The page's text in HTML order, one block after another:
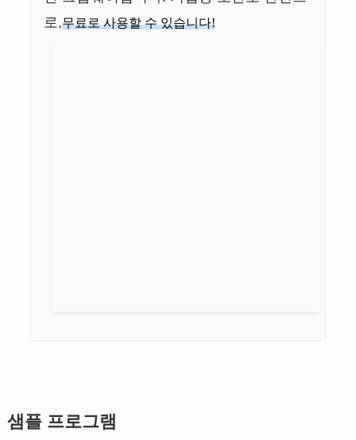
로,무료로 사용할 수 있습니다!
샘플 프로그램